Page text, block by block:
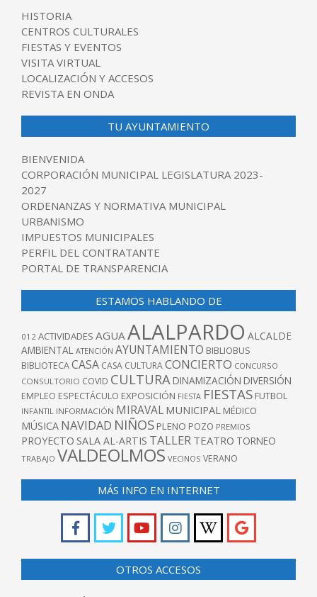
HISTORIA
CENTROS CULTURALES
FIESTAS Y EVENTOS
VISITA VIRTUAL
LOCALIZACIÓN Y ACCESOS
REVISTA EN ONDA
TU AYUNTAMIENTO
BIENVENIDA
CORPORACIÓN MUNICIPAL LEGISLATURA 2023-
2027
ORDENANZAS Y NORMATIVA MUNICIPAL
URBANISMO
IMPUESTOS MUNICIPALES
PERFIL DEL CONTRATANTE
PORTAL DE TRANSPARENCIA
ESTAMOS HABLANDO DE
012 ACTIVIDADES AGUA ALALPARDO ALCALDE
AMBIENTAL ATENCIÓN AYUNTAMIENTO BIBLIOBUS
BIBLIOTECACASA CASA CULTURACONCIERTO CONCURSO
CONSULTORIO COVID CULTURA DINAMIZACIÓN DIVERSIÓN
EMPLEO ESPECTÁCULO EXPOSICIÓN FIESTA FIESTAS FUTBOL
INFANTIL INFORMACIÓN MIRAVAL MUNICIPAL MÉDICO
MÚSICA NAVIDAD NIÑOS PLENO POZO PREMIOS
PROYECTO SALA AL-ARTIS TALLER TEATRO TORNEO
TRABAJO VALDEOLMOS VECINOS VERANO
MÁS INFO EN INTERNET
OTROS ACCESOS